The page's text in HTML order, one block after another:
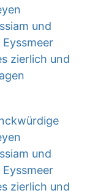
und
zierlich und
und
zierlich und